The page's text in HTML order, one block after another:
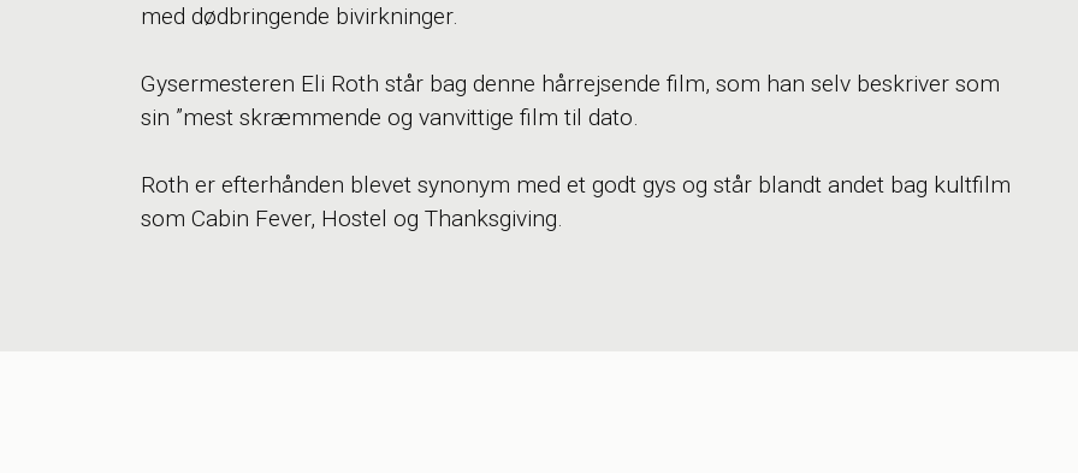
med dødbringende bivirkninger.
Gysermesteren Eli Roth står bag denne hårrejsende film, som han selv beskriver som
sin ”mest skræmmende og vanvittige film til dato.
Roth er efterhånden blevet synonym med et godt gys og står blandt andet bag kultfilm
som Cabin Fever, Hostel og Thanksgiving.